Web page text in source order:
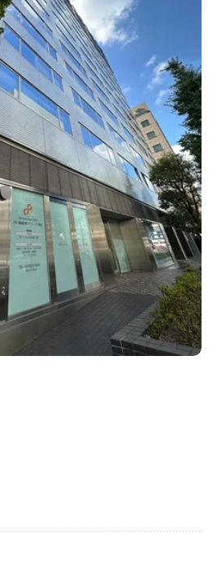
中文 Tiếng Việt
お問い合わせ